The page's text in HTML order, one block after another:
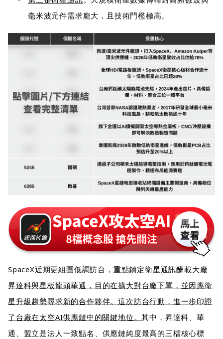
毫米波元件需求龐大，且技術門檻極高。
SpaceX近期更組團低調訪台，重點鎖定衛星通訊酬載大廠
昇達科與星板龍頭華通，目的在擴大對台廠下單，並因應衛
星升級趨勢尋求新的合作夥伴。這次訪台行動，進一步印證
了台廠在太空AI供應鏈中的關鍵地位。其中，昇達科、華
通、盟立是法人一致點名、供應鏈純度最高的三檔核心標